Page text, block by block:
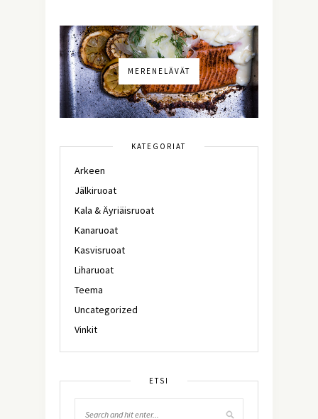
MERENELÄVÄT
KATEGORIAT
Arkeen
Jälkiruoat
Kala & Äyriäisruoat
Kanaruoat
Kasvisruoat
Liharuoat
Teema
Uncategorized
Vinkit
ETSI